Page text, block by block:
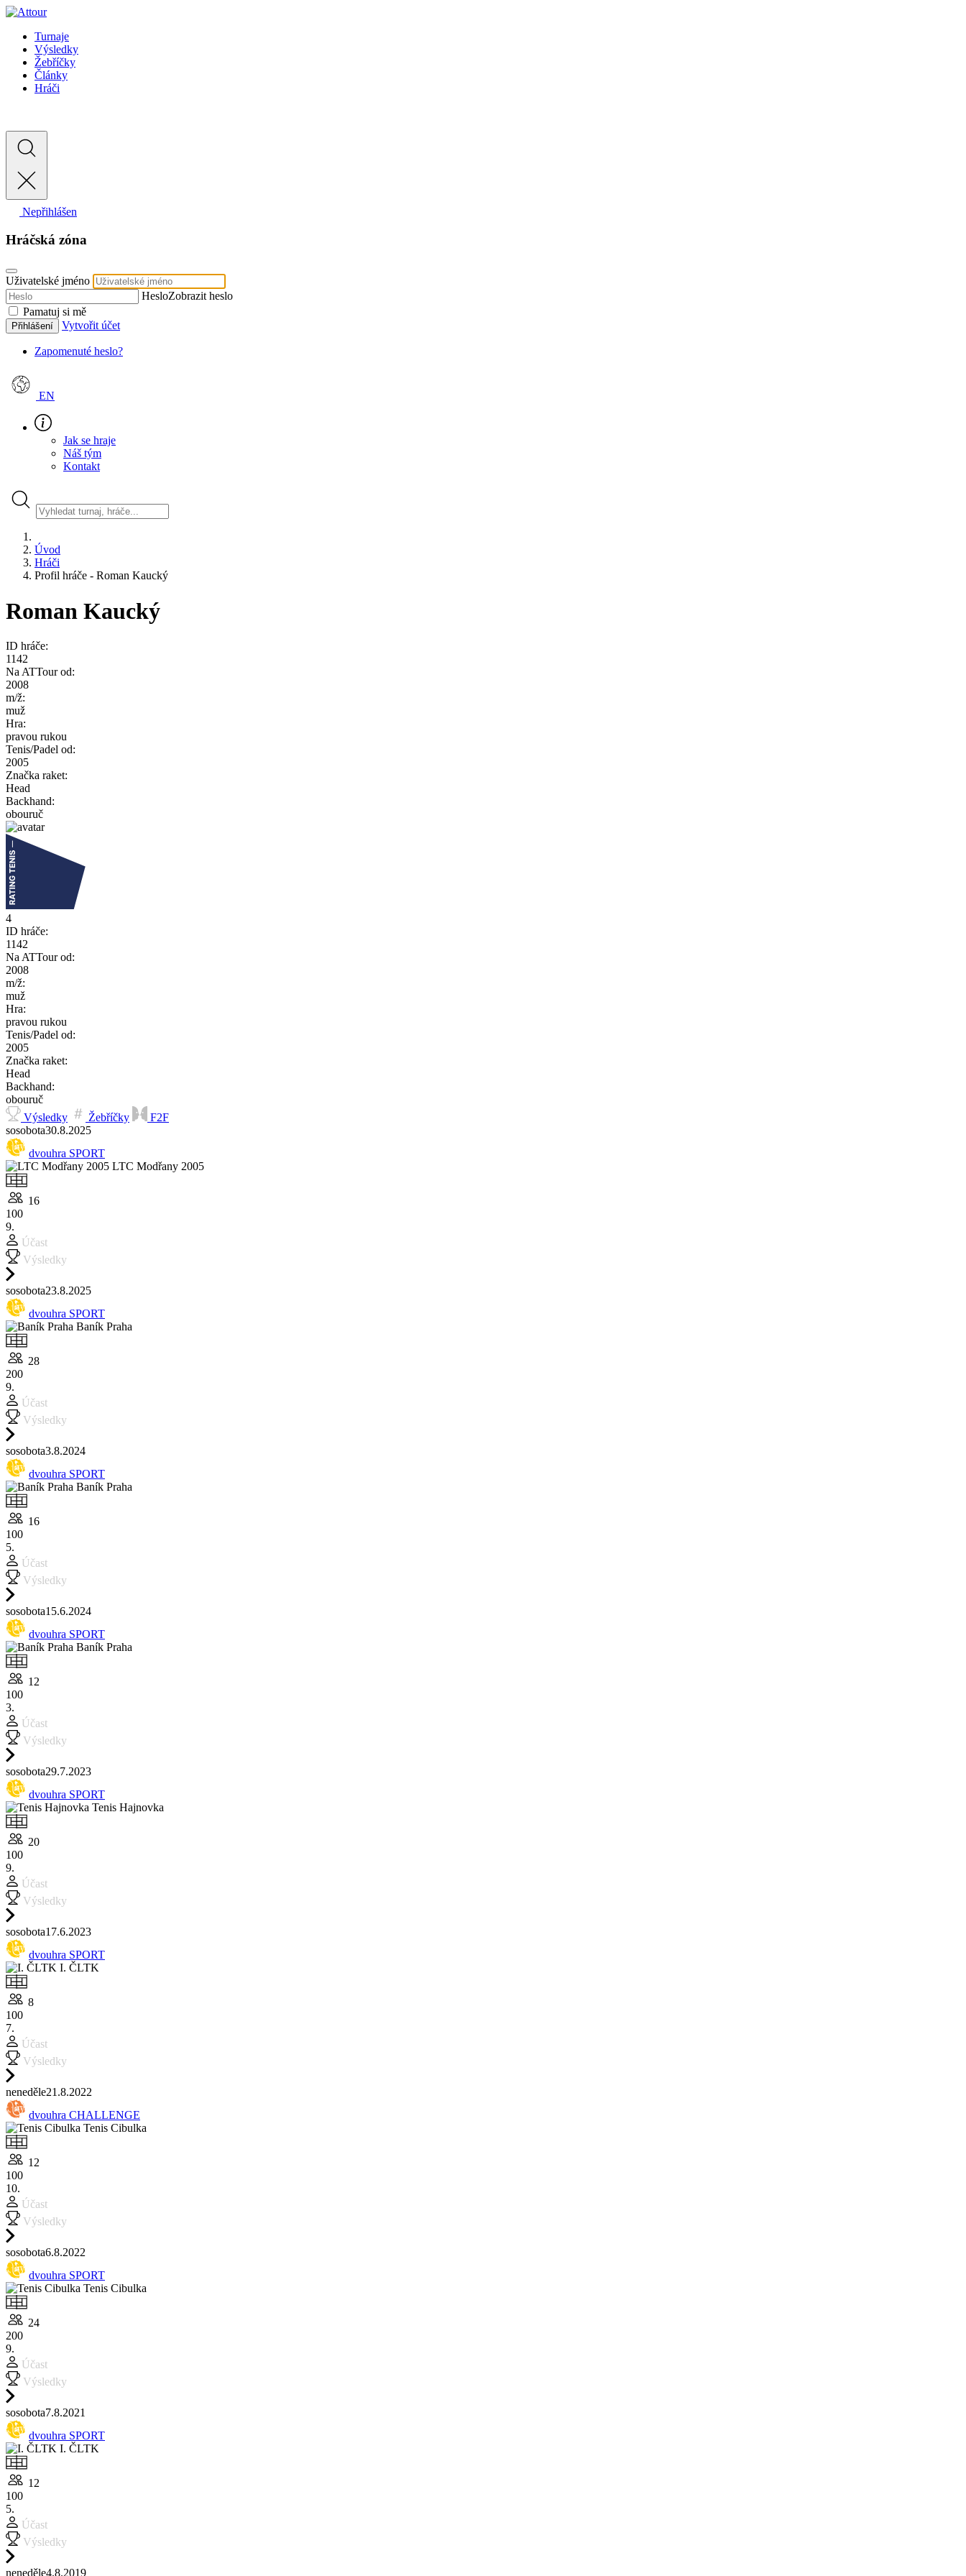
Turnaje
Výsledky
Žebříčky
Články
Hráči
Nepřihlášen
Hráčská zóna
Uživatelské jméno
HesloZobrazit heslo
Pamatuj si mě
Přihlášení Vytvořit účet
Zapomenuté heslo?
EN
Jak se hraje
Náš tým
Kontakt
Úvod
Hráči
Profil hráče - Roman Kaucký
Roman Kaucký
ID hráče:
1142
Na ATTour od:
2008
m/ž:
muž
Hra:
pravou rukou
Tenis/Padel od:
2005
Značka raket:
Head
Backhand:
obouruč
4
ID hráče:
1142
Na ATTour od:
2008
m/ž:
muž
Hra:
pravou rukou
Tenis/Padel od:
2005
Značka raket:
Head
Backhand:
obouruč
Výsledky
Žebříčky
F2F
sosobota30.8.2025
dvouhra SPORT
LTC Modřany 2005
16
100
9.
Účast
Výsledky
sosobota23.8.2025
dvouhra SPORT
Baník Praha
28
200
9.
Účast
Výsledky
sosobota3.8.2024
dvouhra SPORT
Baník Praha
16
100
5.
Účast
Výsledky
sosobota15.6.2024
dvouhra SPORT
Baník Praha
12
100
3.
Účast
Výsledky
sosobota29.7.2023
dvouhra SPORT
Tenis Hajnovka
20
100
9.
Účast
Výsledky
sosobota17.6.2023
dvouhra SPORT
I. ČLTK
8
100
7.
Účast
Výsledky
neneděle21.8.2022
dvouhra CHALLENGE
Tenis Cibulka
12
100
10.
Účast
Výsledky
sosobota6.8.2022
dvouhra SPORT
Tenis Cibulka
24
200
9.
Účast
Výsledky
sosobota7.8.2021
dvouhra SPORT
I. ČLTK
12
100
5.
Účast
Výsledky
neneděle4.8.2019